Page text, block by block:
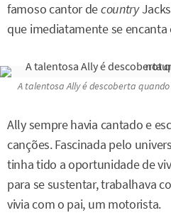
famoso cantor decountry
que imediatamente se encanta
A talentosa Ally é descoberta
Ally sempre havia cantado e
canções. Fascinada pelo
tinha tido a oportunidade de
para se sustentar, trabalhava
vivia com o pai, um motorista.